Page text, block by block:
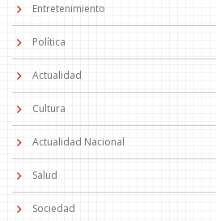
Entretenimiento
Política
Actualidad
Cultura
Actualidad Nacional
Salud
Sociedad